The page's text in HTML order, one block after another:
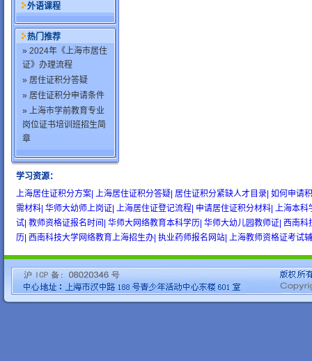
外语课程
热门推荐
» 2024年《上海市居住
证》办理流程
» 居住证积分答疑
» 居住证积分申请条件
» 上海市学前教育专业
岗位证书培训班招生简
章
学习资源：
上海居住证积分方案| 上海居住证积分答疑| 居住证积分紧缺人才目录| 如何申请
需材料| 华师大幼师上岗证| 上海居住证登记流程| 申请居住证积分材料| 上海本科
试| 教师资格证报名时间| 华师大网络教育本科学历| 华师大幼儿园教师证| 西南科
历| 西南科技大学网络教育上海招生办| 执业药师报名网站| 上海教师资格证考试